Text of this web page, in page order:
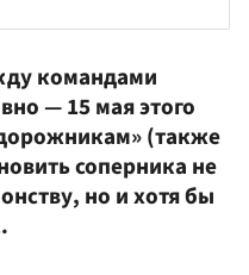
командами
— 15 мая этого
(также
соперника не
но и хотя бы